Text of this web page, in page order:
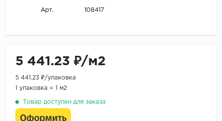
Арт. 108417
5 441.23 ₽/м2
5 441.23 ₽/упаковка
1 упаковка = 1 м2
Товар доступен для заказа